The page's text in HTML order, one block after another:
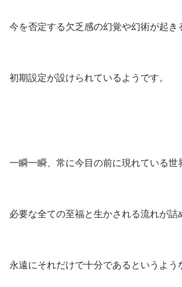
今を否定する欠乏感の幻覚や幻術が起き
初期設定が設けられているようです。
一瞬一瞬、常に今目の前に現れている世
必要な全ての至福と生かされる流れが詰
永遠にそれだけで十分であるというよう